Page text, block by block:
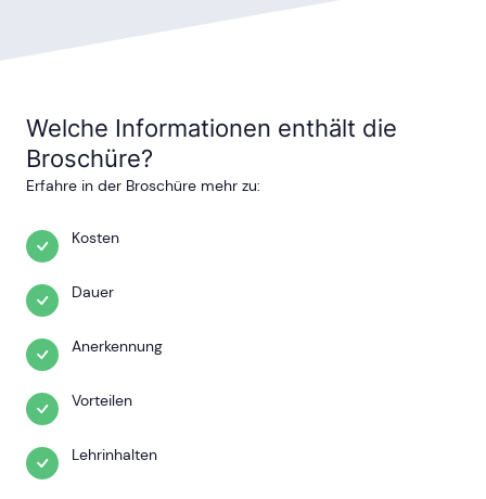
Welche Informationen enthält die
Broschüre?
Erfahre in der Broschüre mehr zu:
Kosten
Dauer
Anerkennung
Vorteilen
Lehrinhalten